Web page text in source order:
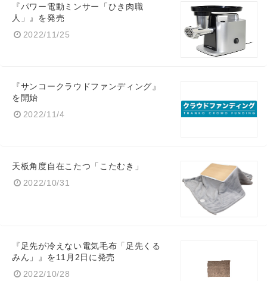
『パワー電動ミンサー「ひき肉職
人」』を発売
2022/11/25
『サンコークラウドファンディング』
を開始
2022/11/4
天板角度自在こたつ「こたむき」
2022/10/31
『足先が冷えない電気毛布「足先くる
みん」』を11月2日に発売
2022/10/28